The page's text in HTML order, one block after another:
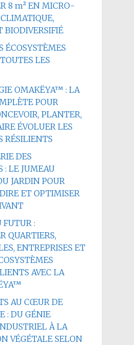
8 m² EN MICRO-
BIODIVERSIFIÉ
ÉCOSYSTÈMES
LES
OMAKËYA™ : LA
POUR
PLANTER,
ÉVOLUER LES
RÉSILIENTS
DES
: LE JUMEAU
JARDIN POUR
ET OPTIMISER
FUTUR :
QUARTIERS,
ENTREPRISES ET
AVEC LA
AU CŒUR DE
: DU GÉNIE
À LA
VÉGÉTALE SELON